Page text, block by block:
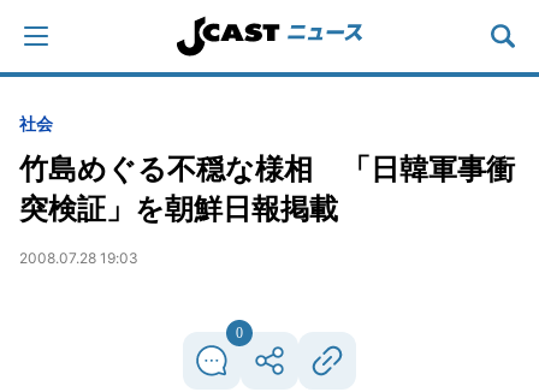
社会
竹島めぐる不穏な様相 「日韓軍事衝
突検証」を朝鮮日報掲載
2008.07.28 19:03
0